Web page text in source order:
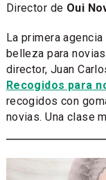
Director de Oui
La primera
belleza para
director, Juan
Recogidos para
recogidos con
novias. Una clase